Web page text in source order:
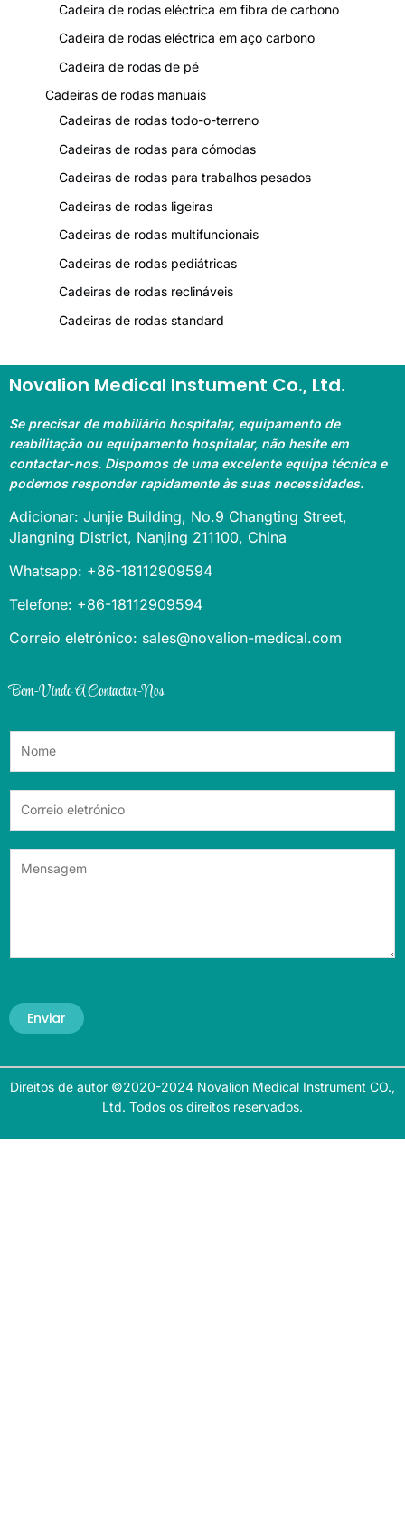
Cadeira de rodas eléctrica em fibra de carbono
Cadeira de rodas eléctrica em aço carbono
Cadeira de rodas de pé
Cadeiras de rodas manuais
Cadeiras de rodas todo-o-terreno
Cadeiras de rodas para cómodas
Cadeiras de rodas para trabalhos pesados
Cadeiras de rodas ligeiras
Cadeiras de rodas multifuncionais
Cadeiras de rodas pediátricas
Cadeiras de rodas reclináveis
Cadeiras de rodas standard
Novalion Medical Instument Co., Ltd.
Se precisar de mobiliário hospitalar, equipamento de
reabilitação ou equipamento hospitalar, não hesite em
contactar-nos. Dispomos de uma excelente equipa técnica e
podemos responder rapidamente às suas necessidades.
Adicionar: Junjie Building, No.9 Changting Street,
Jiangning District, Nanjing 211100, China
Whatsapp: +86-18112909594
Telefone: +86-18112909594
Correio eletrónico: sales@novalion-medical.com
Bem-Vindo A Contactar-Nos
Enviar
Direitos de autor ©2020-2024 Novalion Medical Instrument CO.,
Ltd. Todos os direitos reservados.